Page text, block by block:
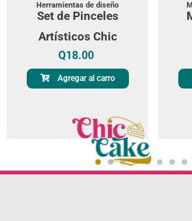
Herramientas de diseño
Set de Pinceles
Artísticos Chic
Q18.00
Agregar al carro